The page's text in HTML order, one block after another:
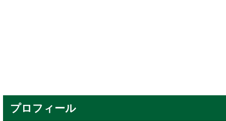
プロフィール